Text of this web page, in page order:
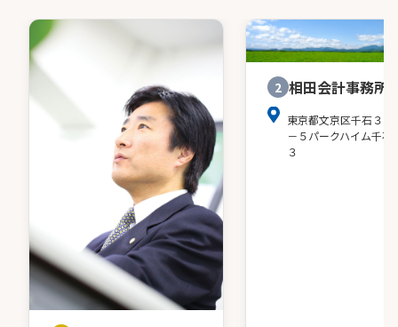
2 相田会計事務所
東京都文京区千石３－
－５パークハイム千石
３